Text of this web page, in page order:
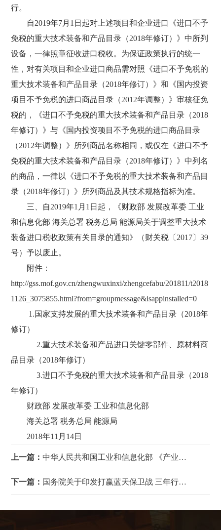
行。
自2019年7月1日起对上述项目和企业进口《进口不予
免税的重大技术装备和产品目录（2018年修订）》中所列
设备，一律照章征收进口税收。为保证政策执行的统一
性，对有关项目和企业进口商品需对照《进口不予免税的
重大技术装备和产品目录（2018年修订）》和《国内投资
项目不予免税的进口商品目录（2012年调整）》审核征免
税的，《进口不予免税的重大技术装备和产品目录（2018
年修订）》与《国内投资项目不予免税的进口商品目录
（2012年调整）》所列商品名称相同，或仅在《进口不予
免税的重大技术装备和产品目录（2018年修订）》中列名
的商品，一律以《进口不予免税的重大技术装备和产品目
录（2018年修订）》所列商品及其技术规格指标为准。
三、自2019年1月1日起，《财政部 发展改革委 工业
和信息化部 海关总署 税务总局 能源局关于调整重大技术
装备进口税收政策有关目录的通知》（财关税〔2017〕39
号）予以废止。
附件：
http://gss.mof.gov.cn/zhengwuxinxi/zhengcefabu/201811/t2018
1126_3075855.html?from=groupmessage&isappinstalled=0
1.国家支持发展的重大技术装备和产品目录（2018年
修订）
2.重大技术装备和产品进口关键零部件、原材料商
品目录（2018年修订）
3.进口不予免税的重大技术装备和产品目录（2018
年修订）
财政部 发展改革委 工业和信息化部
海关总署 税务总局 能源局
2018年11月14日
上一篇： 中华人民共和国工业和信息化部 《产业发展与转移指导目录（2018年本）》公告
下一篇： 国务院关于印发打赢蓝天保卫战 三年行动计划的通知